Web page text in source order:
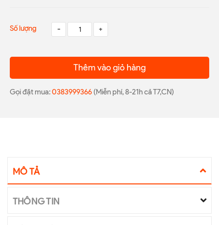
Số lượng - +
Thêm vào giỏ hàng
Gọi đặt mua:0383999366 (Miễn phí, 8-21h cả T7,CN)
MÔ TẢ
THÔNG TIN